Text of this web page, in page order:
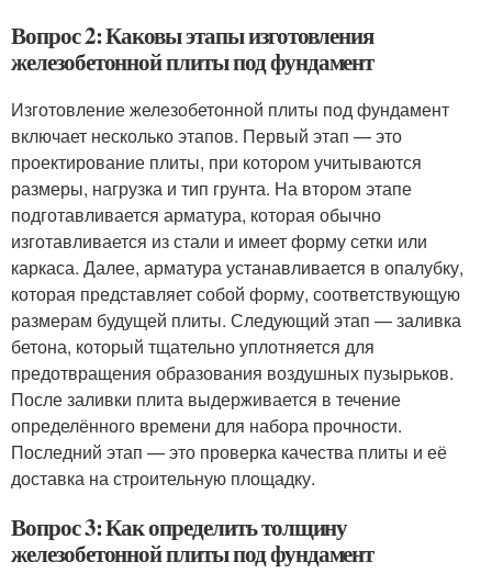
Вопрос 2: Каковы этапы изготовления
железобетонной плиты под фундамент
Изготовление железобетонной плиты под фундамент
включает несколько этапов. Первый этап — это
проектирование плиты, при котором учитываются
размеры, нагрузка и тип грунта. На втором этапе
подготавливается арматура, которая обычно
изготавливается из стали и имеет форму сетки или
каркаса. Далее, арматура устанавливается в опалубку,
которая представляет собой форму, соответствующую
размерам будущей плиты. Следующий этап — заливка
бетона, который тщательно уплотняется для
предотвращения образования воздушных пузырьков.
После заливки плита выдерживается в течение
определённого времени для набора прочности.
Последний этап — это проверка качества плиты и её
доставка на строительную площадку.
Вопрос 3: Как определить толщину
железобетонной плиты под фундамент